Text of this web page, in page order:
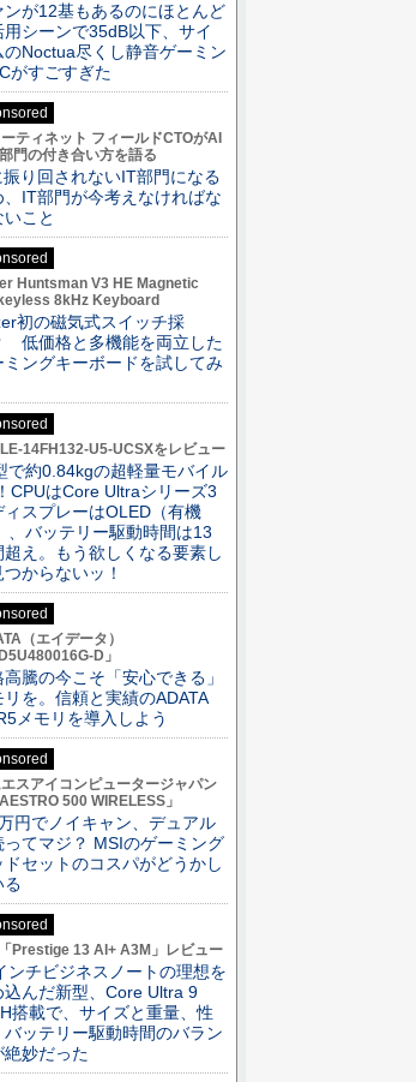
ンが12基もあるのにほとんど
用シーンで35dB以下、サイ
のNoctua尽くし静音ゲーミン
がすごすぎた
ティネット フィールドCTOがAI
門の付き合い方を語る
振り回されないIT部門になる
、IT部門が今考えなければな
いこと
Huntsman V3 HE Magnetic
8kHz Keyboard
初の磁気式スイッチ採
低価格と多機能を両立した
ミングキーボードを試してみ
14FH132-U5-UCSXをレビュー
で約0.84kgの超軽量モバイル
CPUはCore Ultraシリーズ3
ィスプレーはOLED（有機
、バッテリー駆動時間は13
超え。もう欲しくなる要素し
からないッ！
（エイデータ）
D」
高騰の今こそ「安心できる」
リを。信頼と実績のADATA
メモリを導入しよう
スアイコンピュータージャパン
500 WIRELESS」
円でノイキャン、デュアル
ってマジ？ MSIのゲーミング
ドセットのコスパがどうかし
る
Prestige 13 AI+ A3M」レビュー
ンチビジネスノートの理想を
込んだ新型、Core Ultra 9
搭載で、サイズと重量、性
バッテリー駆動時間のバラン
絶妙だった